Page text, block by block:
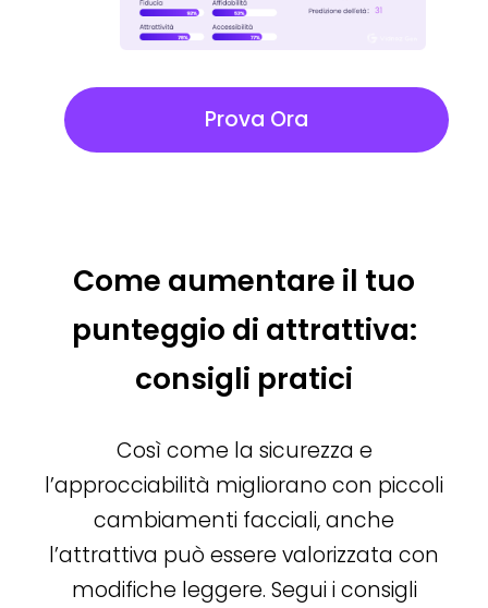
Prova Ora
Come aumentare il tuo
punteggio di attrattiva:
consigli pratici
Così come la sicurezza e
l’approcciabilità migliorano con piccoli
cambiamenti facciali, anche
l’attrattiva può essere valorizzata con
modifiche leggere. Segui i consigli